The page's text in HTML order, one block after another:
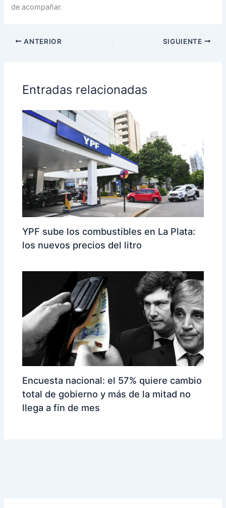
de acompañar.
ANTERIOR SIGUIENTE
Entradas relacionadas
YPF sube los combustibles en La Plata:
los nuevos precios del litro
Encuesta nacional: el 57% quiere cambio
total de gobierno y más de la mitad no
llega a fin de mes